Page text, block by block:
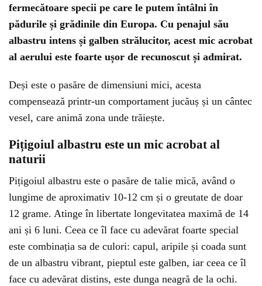
fermecătoare specii pe care le putem întâlni în
pădurile și grădinile din Europa. Cu penajul său
albastru intens și galben strălucitor, acest mic acrobat
al aerului este foarte ușor de recunoscut și admirat.
Deși este o pasăre de dimensiuni mici, acesta
compensează printr-un comportament jucăuș și un cântec
vesel, care animă zona unde trăiește.
Pițigoiul albastru este un mic acrobat al
naturii
Pițigoiul albastru este o pasăre de talie mică, având o
lungime de aproximativ 10-12 cm și o greutate de doar
12 grame. Atinge în libertate longevitatea maximă de 14
ani și 6 luni. Ceea ce îl face cu adevărat foarte special
este combinația sa de culori: capul, aripile și coada sunt
de un albastru vibrant, pieptul este galben, iar ceea ce îl
face cu adevărat distins, este dunga neagră de la ochi.